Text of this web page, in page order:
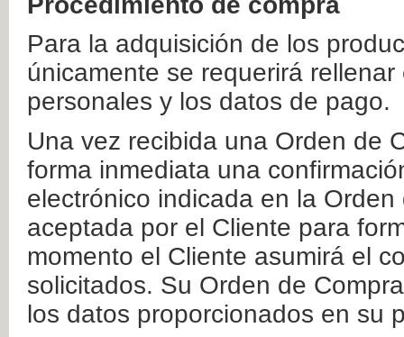
Para la adquisición de los
únicamente se requerirá
personales y los datos de pago.
Una vez recibida una Orden de
forma inmediata una
electrónico indicada en la
aceptada por el Cliente para
momento el Cliente asumirá el
solicitados. Su Orden de
los datos proporcionados en su